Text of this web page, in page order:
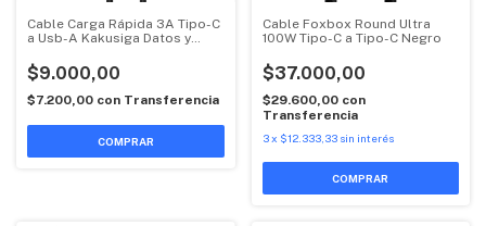
Cable Carga Rápida 3A Tipo-C
a Usb-A Kakusiga Datos y
$9.000,00
$7.200,00 con Transferencia
Cable Foxbox Round Ultra
100W Tipo-C a Tipo-C Negro
$37.000,00
$29.600,00 con
Transferencia
3 x $12.333,33 sin interés